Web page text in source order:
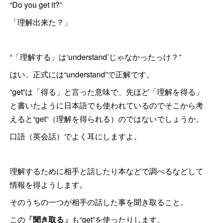
“Do you get it?”
「理解出来た？」
“「理解する」は‘understand’じゃなかったっけ？”
はい、正式には“understand”で正解です。
“get”は「得る」と言った意味で、先ほど「理解を得る」
と書いたように日本語でも使われているのでそこから考
えると“get”（理解を得られる）のではないでしょうか。
口語（英会話）でよく耳にしますよ。
理解するために相手と話したり本などで調べるなどして
情報を得ようします。
そのうちの一つが相手の話した事を聞き取ること。
この 「聞き取る」 も“get”を使ったりします。